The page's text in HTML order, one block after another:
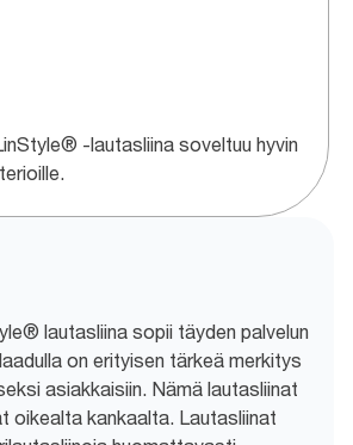
-lautasliina soveltuu hyvin
lautasliina sopii täyden palvelun
on erityisen tärkeä merkitys
asiakkaisiin. Nämä lautasliinat
oikealta kankaalta. Lautasliinat